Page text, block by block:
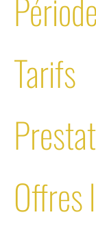
Tarifs
Offres